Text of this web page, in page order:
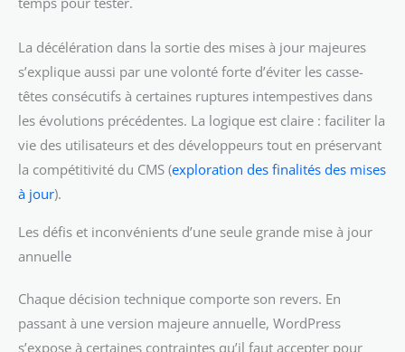
La décélération dans la sortie des mises à jour majeures
s’explique aussi par une volonté forte d’éviter les casse-
têtes consécutifs à certaines ruptures intempestives dans
les évolutions précédentes. La logique est claire : faciliter la
vie des utilisateurs et des développeurs tout en préservant
la compétitivité du CMS (exploration des finalités des mises
à jour).
Les défis et inconvénients d’une seule grande mise à jour
annuelle
Chaque décision technique comporte son revers. En
passant à une version majeure annuelle, WordPress
s’expose à certaines contraintes qu’il faut accepter pour